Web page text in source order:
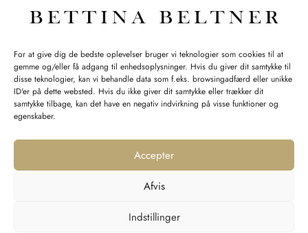
For at give dig de bedste oplevelser bruger vi teknologier som cookies til at
gemme og/eller få adgang til enhedsoplysninger. Hvis du giver dit samtykke til
disse teknologier, kan vi behandle data som f.eks. browsingadfærd eller unikke
ID'er på dette websted. Hvis du ikke giver dit samtykke eller trækker dit
samtykke tilbage, kan det have en negativ indvirkning på visse funktioner og
egenskaber.
Accepter
Afvis
Indstillinger
Lørdag: 11.00-15.00
SPØRGSMÅL WEBORDRE
BUTIK BETTINA BELTNER
Returnering
Handelsvilkår